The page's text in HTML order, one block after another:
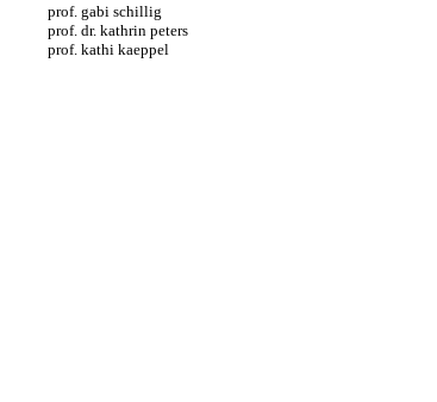
prof. gabi schillig
prof. dr. kathrin peters
prof. kathi kaeppel